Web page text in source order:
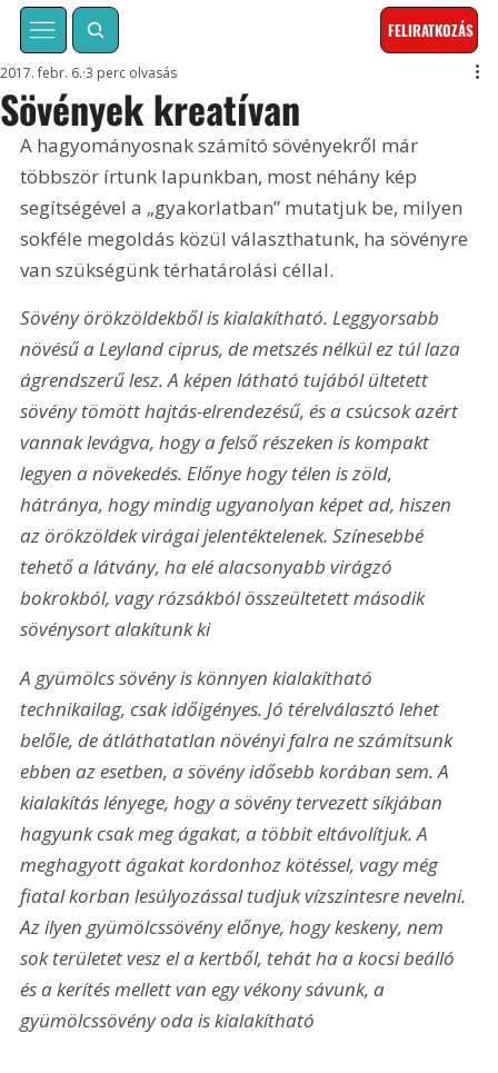
FELIRATKOZÁS
Sövények kreatívan
2017. febr. 6. 3 perc olvasás
A hagyományosnak számító sövényekről már
többször írtunk lapunkban, most néhány kép
segítségével a „gyakorlatban” mutatjuk be, milyen
sokféle megoldás közül választhatunk, ha sövényre
van szükségünk térhatárolási céllal.
Sövény örökzöldekből is kialakítható. Leggyorsabb
növésű a Leyland ciprus, de metszés nélkül ez túl laza
ágrendszerű lesz. A képen látható tujából ültetett
sövény tömött hajtás-elrendezésű, és a csúcsok azért
vannak levágva, hogy a felső részeken is kompakt
legyen a növekedés. Előnye hogy télen is zöld,
hátránya, hogy mindig ugyanolyan képet ad, hiszen
az örökzöldek virágai jelentéktelenek. Színesebbé
tehető a látvány, ha elé alacsonyabb virágzó
bokrokból, vagy rózsákból összeültetett második
sövénysort alakítunk ki
A gyümölcs sövény is könnyen kialakítható
technikailag, csak időigényes. Jó térelválasztó lehet
belőle, de átláthatatlan növényi falra ne számítsunk
ebben az esetben, a sövény idősebb korában sem. A
kialakítás lényege, hogy a sövény tervezett síkjában
hagyunk csak meg ágakat, a többit eltávolítjuk. A
meghagyott ágakat kordonhoz kötéssel, vagy még
fiatal korban lesúlyozással tudjuk vízszintesre nevelni.
Az ilyen gyümölcssövény előnye, hogy keskeny, nem
sok területet vesz el a kertből, tehát ha a kocsi beálló
és a kerítés mellett van egy vékony sávunk, a
gyümölcssövény oda is kialakítható